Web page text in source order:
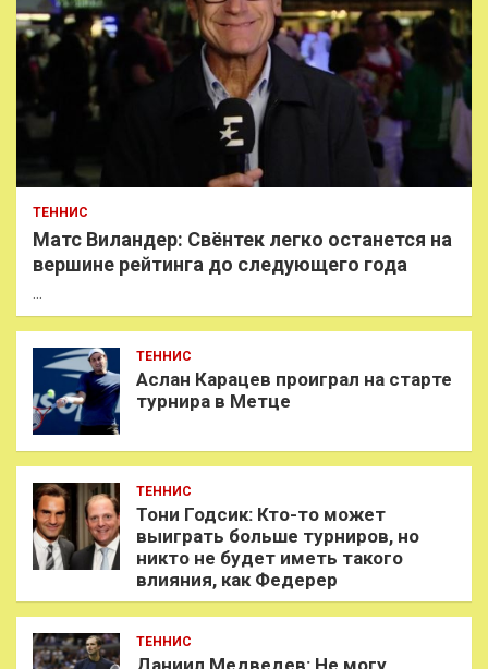
ТЕННИС
Матс Виландер: Свёнтек легко останется на
вершине рейтинга до следующего года
…
ТЕННИС
Аслан Карацев проиграл на старте
турнира в Метце
ТЕННИС
Тони Годсик: Кто-то может
выиграть больше турниров, но
никто не будет иметь такого
влияния, как Федерер
ТЕННИС